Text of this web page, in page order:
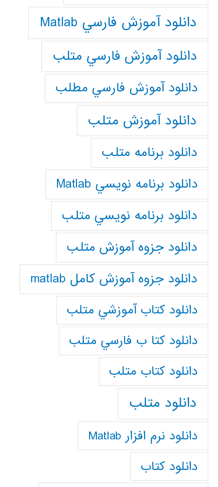
دانلود آموزش فارسي Matlab
دانلود آموزش فارسي متلب
دانلود آموزش فارسي مطلب
دانلود آموزش متلب
دانلود برنامه متلب
دانلود برنامه نويسي Matlab
دانلود برنامه نويسي متلب
دانلود جزوه آموزش متلب
دانلود جزوه آموزش کامل matlab
دانلود كتاب آموزشي متلب
دانلود كتا ب فارسي متلب
دانلود كتاب متلب
دانلود متلب
دانلود نرم افزار Matlab
دانلود کتاب